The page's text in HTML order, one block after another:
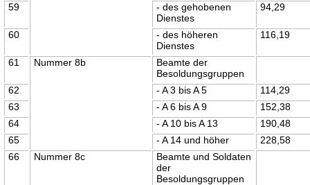
59
- des gehobenen
Dienstes
94,29
60
- des höheren
Dienstes
116,19
61 Nummer 8b
Beamte der
Besoldungsgruppen
62
- A 3 bis A 5
114,29
63
- A 6 bis A 9
152,38
64
- A 10 bis A 13
190,48
65
- A 14 und höher
228,58
66
Nummer 8c
Beamte und Soldaten
der
Besoldungsgruppen